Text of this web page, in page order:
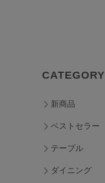
CATEGORY
新商品
ベストセラー
テーブル
ダイニング